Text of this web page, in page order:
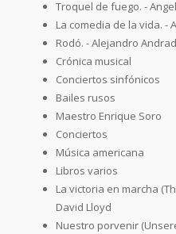
Troquel de fuego. -
La comedia de la vida. -
Rodó. - Alejandro
Crónica musical
Conciertos sinfónicos
Bailes rusos
Maestro Enrique Soro
Conciertos
Música americana
Libros varios
La victoria en marcha
David Lloyd
Nuestro porvenir